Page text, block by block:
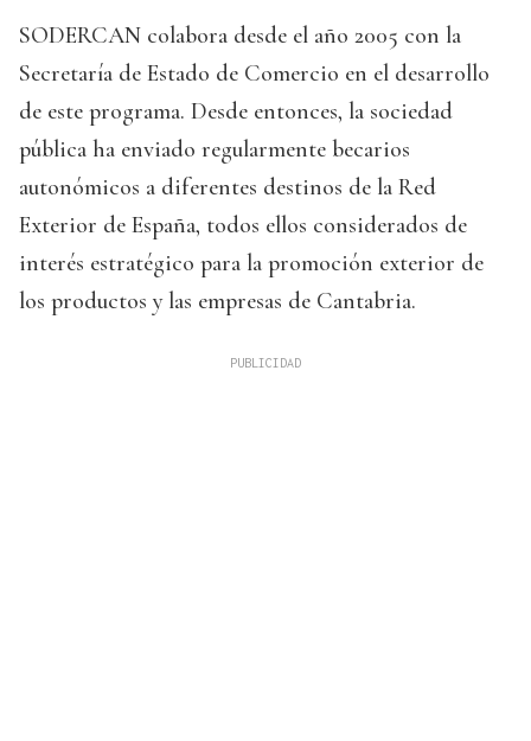
SODERCAN colabora desde el año 2005 con la
Secretaría de Estado de Comercio en el desarrollo
de este programa. Desde entonces, la sociedad
pública ha enviado regularmente becarios
autonómicos a diferentes destinos de la Red
Exterior de España, todos ellos considerados de
interés estratégico para la promoción exterior de
los productos y las empresas de Cantabria.